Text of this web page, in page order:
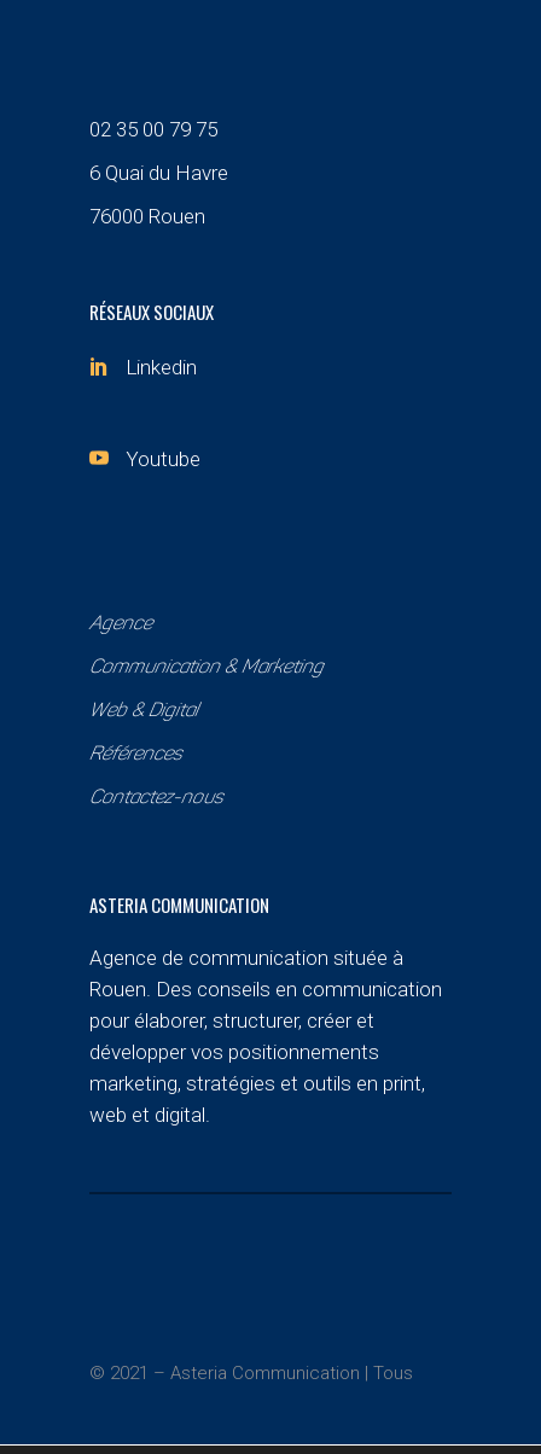
02 35 00 79 75
6 Quai du Havre
76000 Rouen
RÉSEAUX SOCIAUX
Linkedin
Youtube
Agence
Communication & Marketing
Web & Digital
Références
Contactez-nous
ASTERIA COMMUNICATION
Agence de communication située à
Rouen. Des conseils en communication
pour élaborer, structurer, créer et
développer vos positionnements
marketing, stratégies et outils en print,
web et digital.
© 2021 – Asteria Communication | Tous